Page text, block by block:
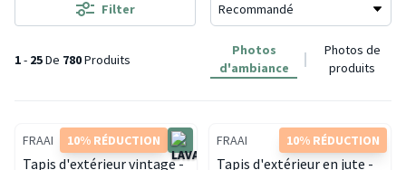
1- 25De 780Produits
Filter
Photos
d'ambiance
Photos de
produits
10% RÉDUCTION
FRAAI
Tapis d'extérieur vintage -
10% RÉDUCTION
FRAAI
Tapis d'extérieur en jute -